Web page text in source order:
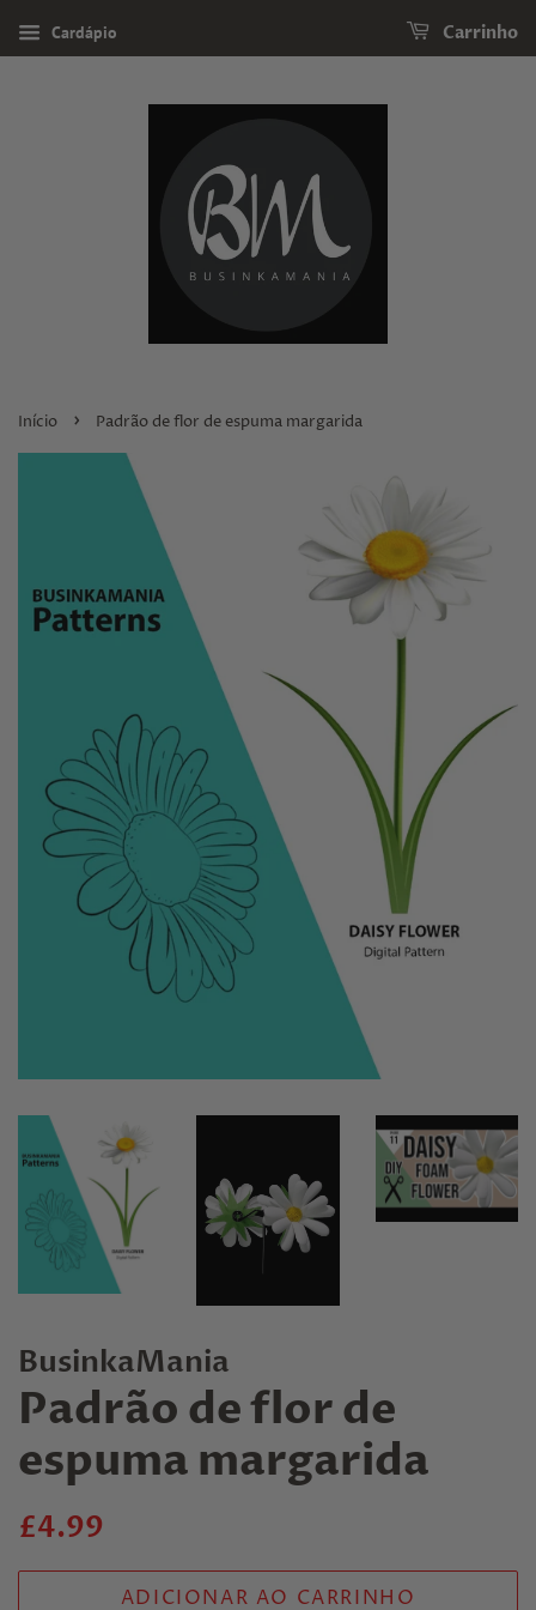
Cardápio Carrinho
Início › Padrão de flor de espuma margarida
BusinkaMania
Padrão de flor de
espuma margarida
Preço
£4.99
ADICIONAR AO CARRINHO